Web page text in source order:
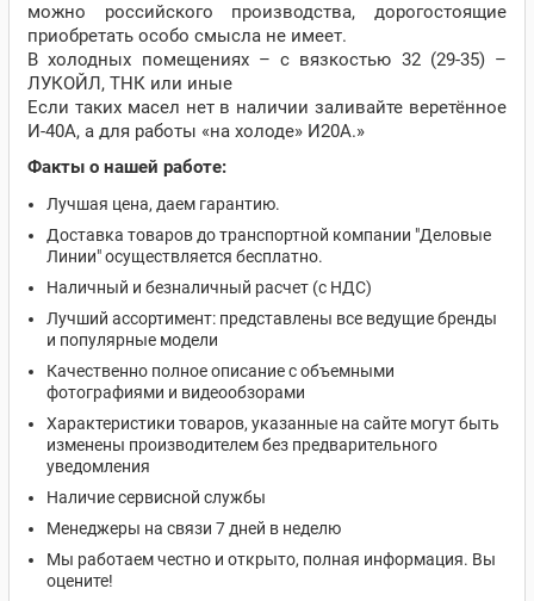
можно российского производства, дорогостоящие
приобретать особо смысла не имеет.
В холодных помещениях – с вязкостью 32 (29-35) –
ЛУКОЙЛ, ТНК или иные
Если таких масел нет в наличии заливайте веретённое
И-40А, а для работы «на холоде» И20А.»
Факты о нашей работе:
Лучшая цена, даем гарантию.
Доставка товаров до транспортной компании "Деловые
Линии" осуществляется бесплатно.
Наличный и безналичный расчет (с НДС)
Лучший ассортимент: представлены все ведущие бренды
и популярные модели
Качественно полное описание с объемными
фотографиями и видеообзорами
Характеристики товаров, указанные на сайте могут быть
изменены производителем без предварительного
уведомления
Наличие сервисной службы
Менеджеры на связи 7 дней в неделю
Мы работаем честно и открыто, полная информация. Вы
оцените!